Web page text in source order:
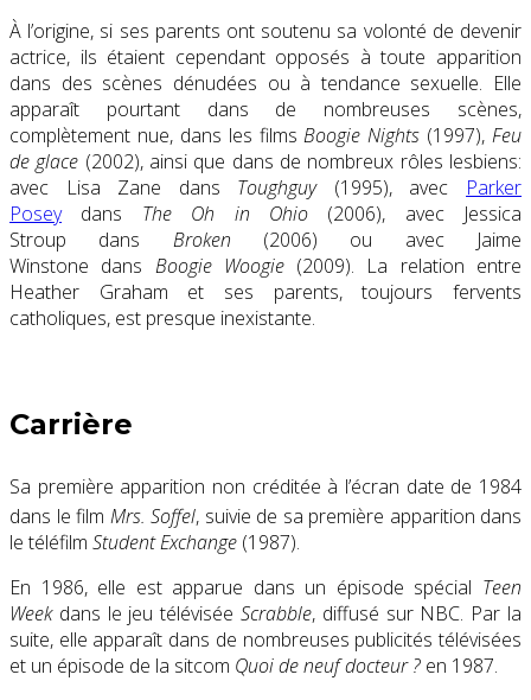
À l’origine, si ses parents ont soutenu sa volonté de devenir
actrice, ils étaient cependant opposés à toute apparition
dans des scènes dénudées ou à tendance sexuelle. Elle
apparaît pourtant dans de nombreuses scènes,
complètement nue, dans les filmsBoogie Nights (1997), Feu
de glace (2002), ainsi que dans de nombreux rôles lesbiens:
avec Lisa Zane dans Toughguy (1995), avec Parker
Poseydans The Oh in Ohio (2006), avec Jessica
Stroup dans Broken (2006) ou avec Jaime
Winstone dans Boogie Woogie (2009). La relation entre
Heather Graham et ses parents, toujours fervents
catholiques, est presque inexistante.
Carrière
Sa première apparition non créditée à l’écran date de 1984
dans le film Mrs. Soffel, suivie de sa première apparition dans
le téléfilm Student Exchange (1987).
En 1986, elle est apparue dans un épisode spécial Teen
Weekdans le jeu télévisée Scrabble, diffusé sur NBC. Par la
suite, elle apparaît dans de nombreuses publicités télévisées
et un épisode de la sitcom Quoi de neuf docteur ? en 1987.